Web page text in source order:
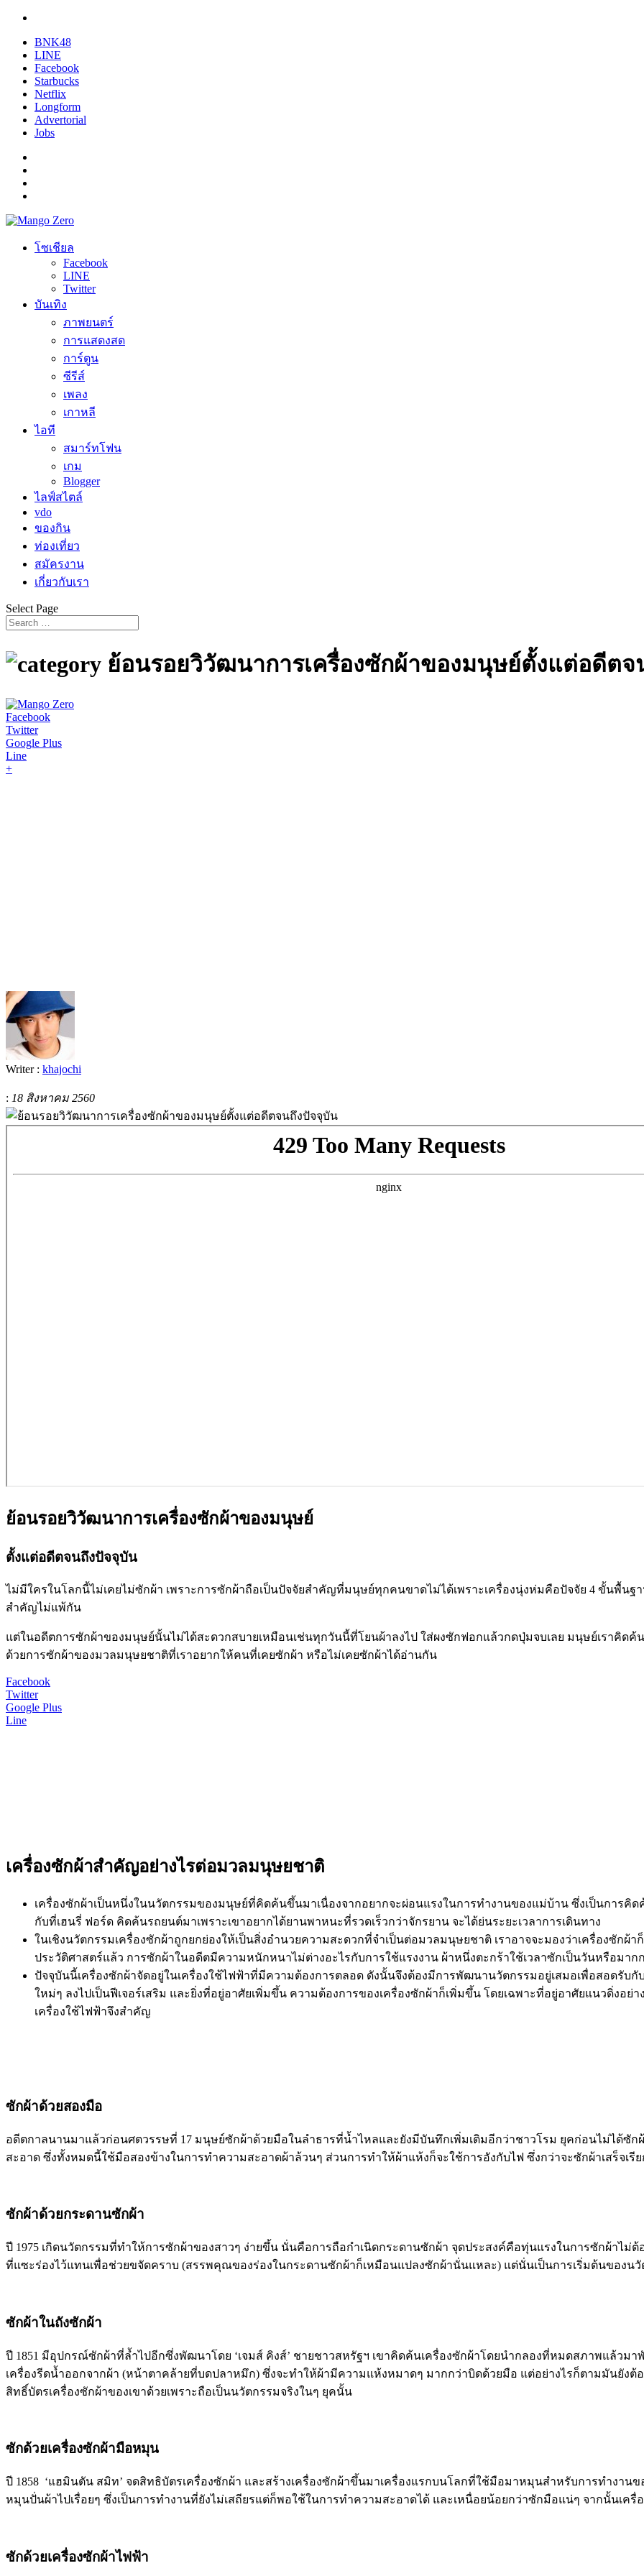
BNK48
LINE
Facebook
Starbucks
Netflix
Longform
Advertorial
Jobs
โซเชียล
Facebook
LINE
Twitter
บันเทิง
ภาพยนตร์
การแสดงสด
การ์ตูน
ซีรีส์
เพลง
เกาหลี
ไอที
สมาร์ทโฟน
เกม
Blogger
ไลฟ์สไตล์
vdo
ของกิน
ท่องเที่ยว
สมัครงาน
เกี่ยวกับเรา
Select Page
ย้อนรอยวิวัฒนาการเครื่องซักผ้าของมนุษย์ตั้งแต่อดีต
Facebook
Twitter
Google Plus
Line
+
Writer : khajochi
: 18 สิงหาคม 2560
ย้อนรอยวิวัฒนาการเครื่องซักผ้าของมนุษย์
ตั้งแต่อดีตจนถึงปัจจุบัน
ไม่มีใครในโลกนี้ไม่เคยไม่ซักผ้า เพราะการซักผ้าถือเป็นปัจจัยสำคัญที่มนุษย์ทุกคนขาดไม่ได้เพราะเครื่องนุ่งห่มคือปัจจัย 4 ขั้นพื้นฐ
สำคัญไม่แพ้กัน
แต่ในอดีตการซักผ้าของมนุษย์นั้นไม่ได้สะดวกสบายเหมือนเช่นทุกวันนี้ที่โยนผ้าลงไป ใส่ผงซักฟอกแล้วกดปุ่มจบเลย มนุษย์เราคิด
ด้วยการซักผ้าของมวลมนุษยชาติที่เราอยากให้คนที่เคยซักผ้า หรือไม่เคยซักผ้าได้อ่านกัน
Facebook
Twitter
Google Plus
Line
เครื่องซักผ้าสำคัญอย่างไรต่อมวลมนุษยชาติ
เครื่องซักผ้าเป็นหนึ่งในนวัตกรรมของมนุษย์ที่คิดค้นขึ้นมาเนื่องจากอยากจะผ่อนแรงในการทำงานของแม่บ้าน ซึ่งเป็นการ
กับที่เฮนรี่ ฟอร์ด คิดค้นรถยนต์มาเพราะเขาอยากได้ยานพาหนะที่รวดเร็วกว่าจักรยาน จะได้ย่นระยะเวลาการเดินทาง
ในเชิงนวัตกรรมเครื่องซักผ้าถูกยกย่องให้เป็นสิ่งอำนวยความสะดวกที่จำเป็นต่อมวลมนุษยชาติ เราอาจจะมองว่าเครื่องซักผ้
ประวัติศาสตร์แล้ว การซักผ้าในอดีตมีความหนักหนาไม่ต่างอะไรกับการใช้แรงงาน ผ้าหนึ่งตะกร้าใช้เวลาซักเป็นวันหรือมาก
ปัจจุบันนี้เครื่องซักผ้าจัดอยู่ในเครื่องใช้ไฟฟ้าที่มีความต้องการตลอด ดังนั้นจึงต้องมีการพัฒนานวัตกรรมอยู่เสมอเพื่อสอดรับ
ใหม่ๆ ลงไปเป็นฟีเจอร์เสริม และยิ่งที่อยู่อาศัยเพิ่มขึ้น ความต้องการของเครื่องซักผ้าก็เพิ่มขึ้น โดยเฉพาะที่อยู่อาศัยแนวดิ่งอย่
เครื่องใช้ไฟฟ้าจึงสำคัญ
ซักผ้าด้วยสองมือ
อดีตกาลนานมาแล้วก่อนศตวรรษที่ 17 มนุษย์ซักผ้าด้วยมือในลำธารที่น้ำไหลและยังมีบันทึกเพิ่มเติมอีกว่าชาวโรม ยุคก่อนไม่ได้ซั
สะอาด ซึ่งทั้งหมดนี้ใช้มือสองข้างในการทำความสะอาดผ้าล้วนๆ ส่วนการทำให้ผ้าแห้งก็จะใช้การอังกับไฟ ซึ่งกว่าจะซักผ้าเสร็จเรีย
ซักผ้าด้วยกระดานซักผ้า
ปี 1975 เกิดนวัตกรรมที่ทำให้การซักผ้าของสาวๆ ง่ายขึ้น นั่นคือการถือกำเนิดกระดานซักผ้า จุดประสงค์คือทุ่นแรงในการซักผ้าไ
ที่แซะร่องไว้แทนเพื่อช่วยขจัดคราบ (สรรพคุณของร่องในกระดานซักผ้าก็เหมือนแปลงซักผ้านั่นแหละ) แต่นั่นเป็นการเริ่มต้นของนวั
ซักผ้าในถังซักผ้า
ปี 1851 มีอุปกรณ์ซักผ้าที่ล้ำไปอีกซึ่งพัฒนาโดย ‘เจมส์ คิงส์’ ชายชาวสหรัฐฯ เขาคิดค้นเครื่องซักผ้าโดยนำกลองที่หมดสภาพแล้วม
เครื่องรีดน้ำออกจากผ้า (หน้าตาคล้ายที่บดปลาหมึก) ซึ่งจะทำให้ผ้ามีความแห้งหมาดๆ มากกว่าบิดด้วยมือ แต่อย่างไรก็ตามมันยังต้
สิทธิ์บัตรเครื่องซักผ้าของเขาด้วยเพราะถือเป็นนวัตกรรมจริงในๆ ยุคนั้น
ซักด้วยเครื่องซักผ้ามือหมุน
ปี 1858 ‘แฮมินตัน สมิท’ จดสิทธิบัตรเครื่องซักผ้า และสร้างเครื่องซักผ้าขึ้นมาเครื่องแรกบนโลกที่ใช้มือมาหมุนสำหรับการทำงา
หมุนปั่นผ้าไปเรื่อยๆ ซึ่งเป็นการทำงานที่ยังไม่เสถียรแต่ก็พอใช้ในการทำความสะอาดได้ และเหนื่อยน้อยกว่าซักมือแน่ๆ จากนั้นเครื่
ซักด้วยเครื่องซักผ้าไฟฟ้า